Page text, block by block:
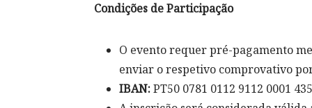
Condições de Participação
O evento requer pré-pagamento
enviar o respetivo comprovativo
IBAN:PT50 0781 0112 9112 0001